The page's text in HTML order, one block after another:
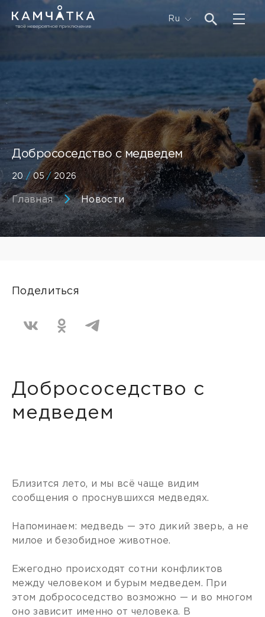
Ru
Добрососедство с медведем
20 /05/2026
Главная Новости
Поделиться
Добрососедство с
медведем
Близится лето, и мы всё чаще видим
сообщения о проснувшихся медведях.
Напоминаем: медведь — это дикий зверь, а не
милое и безобидное животное.
Ежегодно происходят сотни конфликтов
между человеком и бурым медведем. При
этом добрососедство возможно — и во многом
оно зависит именно от человека. В